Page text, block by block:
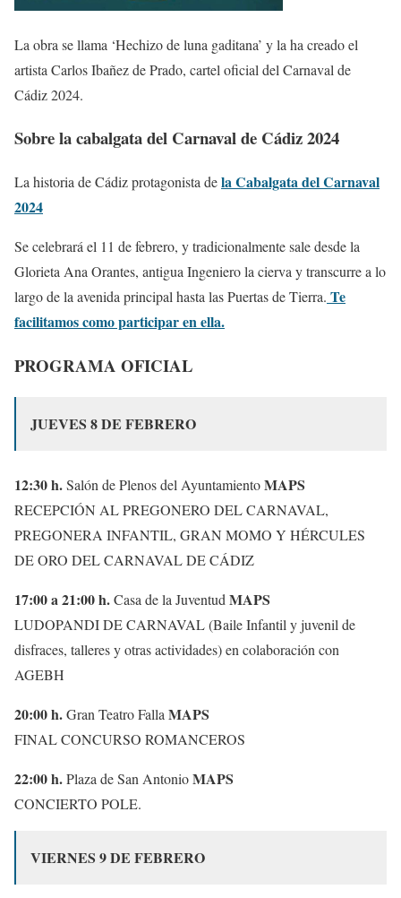
La obra se llama ‘Hechizo de luna gaditana’ y la ha creado el
artista Carlos Ibañez de Prado, cartel oficial del Carnaval de
Cádiz 2024.
Sobre la cabalgata del Carnaval de Cádiz 2024
La historia de Cádiz protagonista dela Cabalgata del Carnaval
2024
Se celebrará el 11 de febrero, y tradicionalmente sale desde la
Glorieta Ana Orantes, antigua Ingeniero la cierva y transcurre a lo
largo de la avenida principal hasta las Puertas de Tierra. Te
facilitamos como participar en ella.
PROGRAMA OFICIAL
JUEVES 8 DE FEBRERO
12:30 h.Salón de Plenos del AyuntamientoMAPS
RECEPCIÓN AL PREGONERO DEL CARNAVAL,
PREGONERA INFANTIL, GRAN MOMO Y HÉRCULES
DE ORO DEL CARNAVAL DE CÁDIZ
17:00 a 21:00 h.Casa de la Juventud MAPS
LUDOPANDI DE CARNAVAL (Baile Infantil y juvenil de
disfraces, talleres y otras actividades) en colaboración con
AGEBH
20:00 h.Gran Teatro Falla MAPS
FINAL CONCURSO ROMANCEROS
22:00 h.Plaza de San AntonioMAPS
CONCIERTO POLE.
VIERNES 9 DE FEBRERO